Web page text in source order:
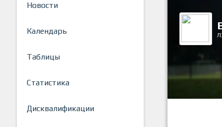
Новости
Календарь
Таблицы
Статистика
Дисквалификации